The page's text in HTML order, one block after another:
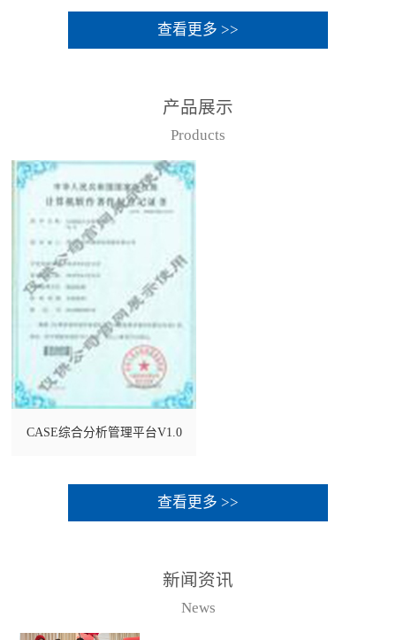
查看更多 >>
产品展示
Products
CASE综合分析管理平台V1.0
查看更多 >>
新闻资讯
News